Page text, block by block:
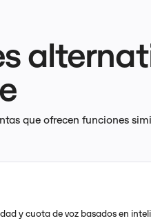
que ofrecen funciones
y cuota de voz basados en